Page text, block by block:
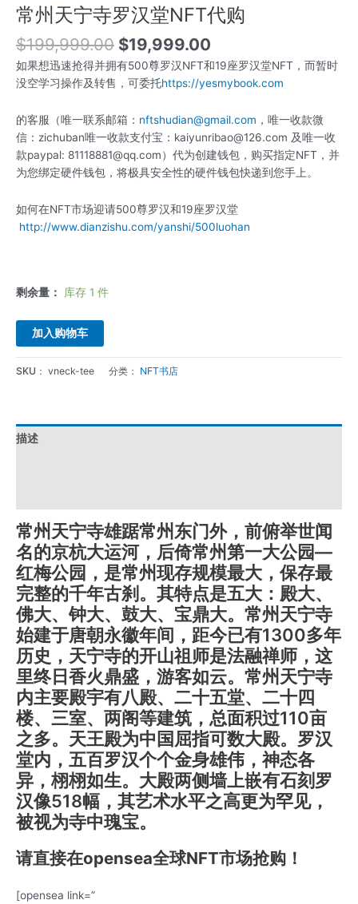
常州天宁寺罗汉堂NFT代购
$199,999.00 $19,999.00
如果想迅速抢得并拥有500尊罗汉NFT和19座罗汉堂NFT，而暂时
没空学习操作及转售，可委托https://yesmybook.com
的客服（唯一联系邮箱： nftshudian@gmail.com ，唯一收款微
信：zichuban唯一收款支付宝：kaiyunribao@126.com 及唯一收
款paypal: 81118881@qq.com）代为创建钱包，购买指定NFT，并
为您绑定硬件钱包，将极具安全性的硬件钱包快递到您手上。
如何在NFT市场迎请500尊罗汉和19座罗汉堂
http://www.dianzishu.com/yanshi/500luohan
剩余量： 库存 1 件
加入购物车
SKU： vneck-tee 分类： NFT书店
描述
常州天宁寺雄踞常州东门外，前俯举世闻
名的京杭大运河，后倚常州第一大公园—
红梅公园，是常州现存规模最大，保存最
完整的千年古刹。其特点是五大：殿大、
佛大、钟大、鼓大、宝鼎大。常州天宁寺
始建于唐朝永徽年间，距今已有1300多年
历史，天宁寺的开山祖师是法融禅师，这
里终日香火鼎盛，游客如云。常州天宁寺
内主要殿宇有八殿、二十五堂、二十四
楼、三室、两阁等建筑，总面积过110亩
之多。天王殿为中国屈指可数大殿。罗汉
堂内，五百罗汉个个金身雄伟，神态各
异，栩栩如生。大殿两侧墙上嵌有石刻罗
汉像518幅，其艺术水平之高更为罕见，
被视为寺中瑰宝。
请直接在opensea全球NFT市场抢购！
[opensea link=”